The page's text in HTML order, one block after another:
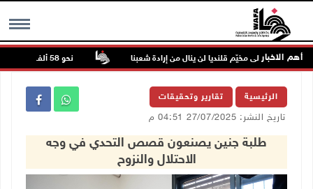
MENU أهم الاخبارعلى مخيّم قلنديا لن ينال من إرادة شعبنا
الرئيسية تقارير وتحقيقات
تاريخ النشر: 27/07/2025 04:51 م
طلبة جنين يصنعون قصص التحدي في وجه
الاحتلال والنزوح